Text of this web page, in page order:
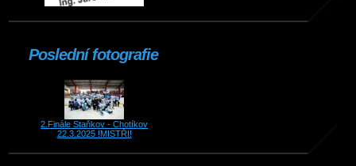
Poslední fotografie
2.Finále Staňkov - Chotíkov
22.3.2025 !MISTŘI!